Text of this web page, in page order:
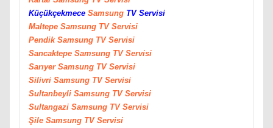
Küçükçekmece Samsung TV Servisi
Maltepe Samsung TV Servisi
Pendik Samsung TV Servisi
Sancaktepe Samsung TV Servisi
Sarıyer Samsung TV Servisi
Silivri Samsung TV Servisi
Sultanbeyli Samsung TV Servisi
Sultangazi Samsung TV Servisi
Şile Samsung TV Servisi